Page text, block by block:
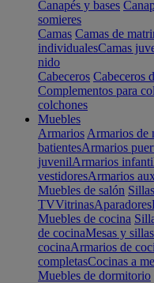
Canapés y bases
somieres
Camas Camas de
individualesCamas
nido
Cabeceros Cabeceros
Complementos para
colchones
Muebles
Armarios Armarios de
batientesArmarios
juvenilArmarios
vestidoresArmarios
Muebles de salón Sillas
TVVitrinasAparadores
Muebles de cocina
de cocinaMesas y
cocinaArmarios de
completasCocinas a
Muebles de dormitorio